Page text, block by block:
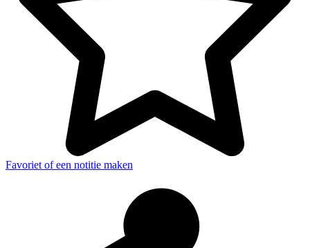
Favoriet of een notitie maken